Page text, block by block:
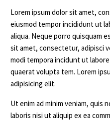
Lorem ipsum dolor sit amet,
eiusmod tempor incididunt ut
aliqua. Neque porro quisquam
sit amet, consectetur, adipisci
modi tempora incidunt ut
quaerat volupta tem. Lorem
adipisicing elit.
Ut enim ad minim veniam, quis
laboris nisi ut aliquip ex ea